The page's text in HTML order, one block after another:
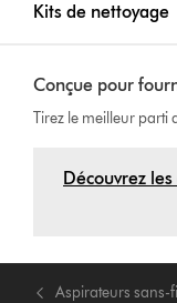
Kits de nettoyage
Conçue pour
Tirez le meilleur parti
Découvrez
Aspirateurs sans-